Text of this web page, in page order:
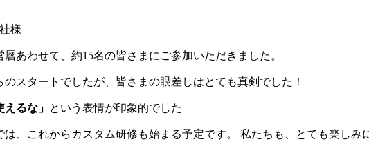
様
層あわせて、約15名の皆さまにご参加いただきました。
スタートでしたが、皆さまの眼差しはとても真剣でした！
えるな」 という表情が印象的でした
は、これからカスタム研修も始まる予定です。 私たちも、とても楽しみ